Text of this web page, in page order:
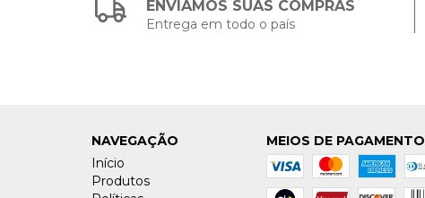
ENVIAMOS SUAS COMPRAS
Entrega em todo o país
NAVEGAÇÃO
Início
Produtos
MEIOS DE PAGAMENTO